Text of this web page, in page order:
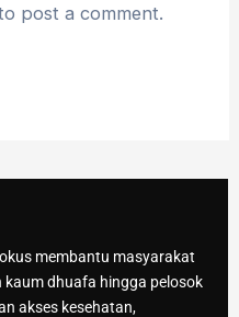
post a comment.
membantu masyarakat
dhuafa hingga pelosok
akses kesehatan,